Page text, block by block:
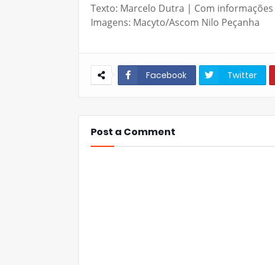
Texto: Marcelo Dutra | Com
Imagens: Macyto/Ascom Nilo Peçanha
Facebook Twitter
Post a Comment